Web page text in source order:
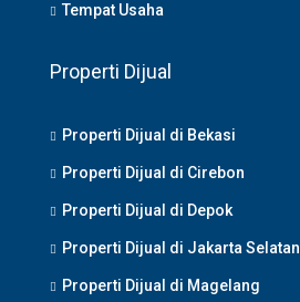
Tempat Usaha
Properti Dijual
Properti Dijual di Bekasi
Properti Dijual di Cirebon
Properti Dijual di Depok
Properti Dijual di Jakarta Selatan
Properti Dijual di Magelang